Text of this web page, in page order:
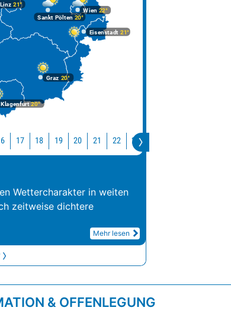
Graz 20°
Klagenfurt20°
Linz 21°
Wien 22°
Eisenstadt 21°
Sankt Pölten 20°
17 18 19 20 21 22 23
Wettercharakter in weiten
zeitweise dichtere
Mehr lesen
& OFFENLEGUNG